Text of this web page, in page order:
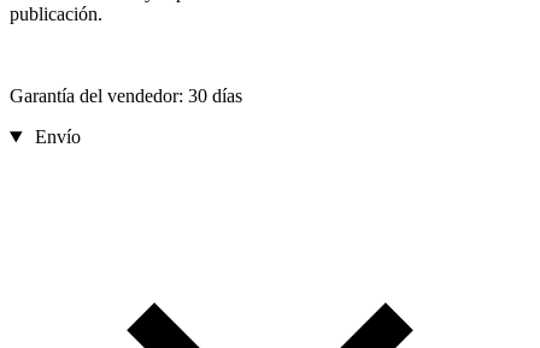
publicación.
Garantía del vendedor: 30 días
Envío